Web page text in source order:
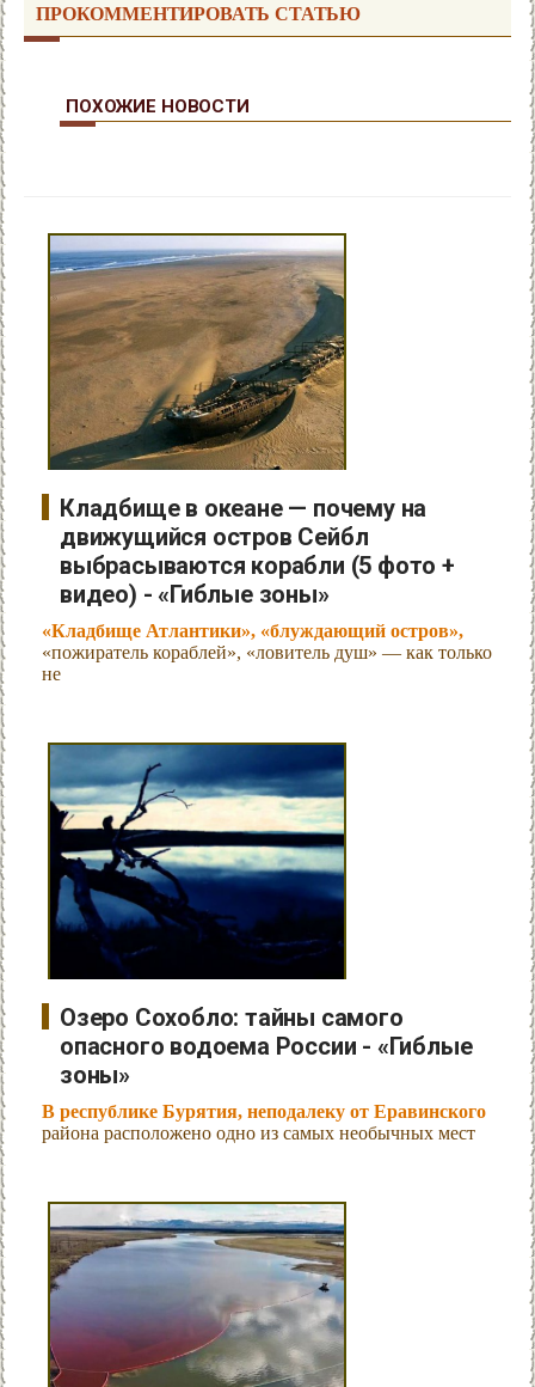
ПРОКОММЕНТИРОВАТЬ СТАТЬЮ
ПОХОЖИЕ НОВОСТИ
Кладбище в океане — почему на
движущийся остров Сейбл
выбрасываются корабли (5 фото +
видео) - «Гиблые зоны»
«Кладбище Атлантики», «блуждающий остров»,
«пожиратель кораблей», «ловитель душ» — как только
не
Озеро Сохобло: тайны самого
опасного водоема России - «Гиблые
зоны»
В республике Бурятия, неподалеку от Еравинского
района расположено одно из самых необычных мест